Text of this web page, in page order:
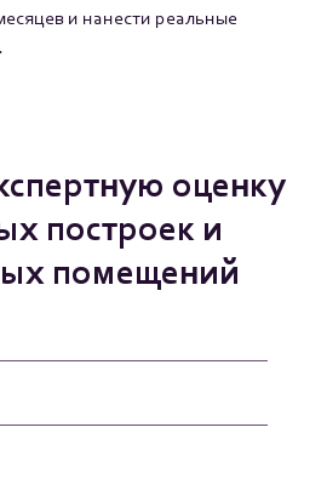
и нанести реальные
оценку
построек и
помещений